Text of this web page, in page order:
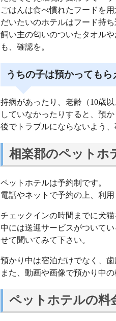
ごはんは食べ慣れたフードを用
だいたいのホテルはフード持ち
飼い主の匂いのついたタオル
も、確認を。
うちの子は預かってもら
持病があったり、老齢（10歳
していなかったりすると、預
後でトラブルにならないよう
相楽郡のペットホ
ペットホテルは予約制です。
電話やネットで予約の上、利用
チェックインの時間までに犬猫
中には送迎サービスがついて
せて聞いてみて下さい。
預かり中は宿泊だけでなく、
また、動画や画像で預かり中
ペットホテルの料